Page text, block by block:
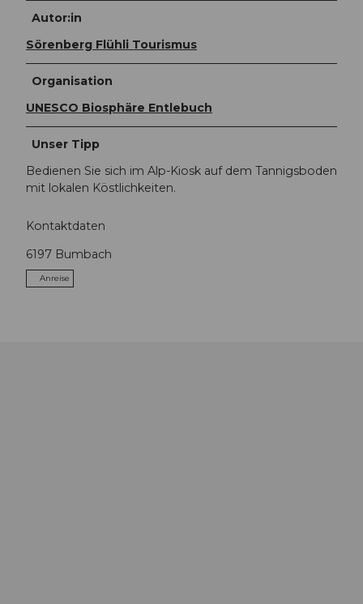
Autor:in
Sörenberg Flühli Tourismus
Organisation
UNESCO Biosphäre Entlebuch
Unser Tipp
Bedienen Sie sich im Alp-Kiosk auf dem Tannigsboden
mit lokalen Köstlichkeiten.
Kontaktdaten
6197 Bumbach
Anreise